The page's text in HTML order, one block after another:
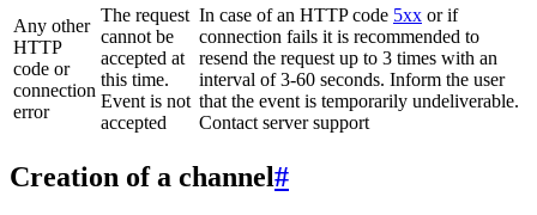
Any other
HTTP
code or
connection
error
The request
cannot be
accepted at
this time.
Event is not
accepted
In case of an HTTP code 5xx or if
connection fails it is recommended to
resend the request up to 3 times with an
interval of 3-60 seconds. Inform the user
that the event is temporarily undeliverable.
Contact server support
Creation of a channel#